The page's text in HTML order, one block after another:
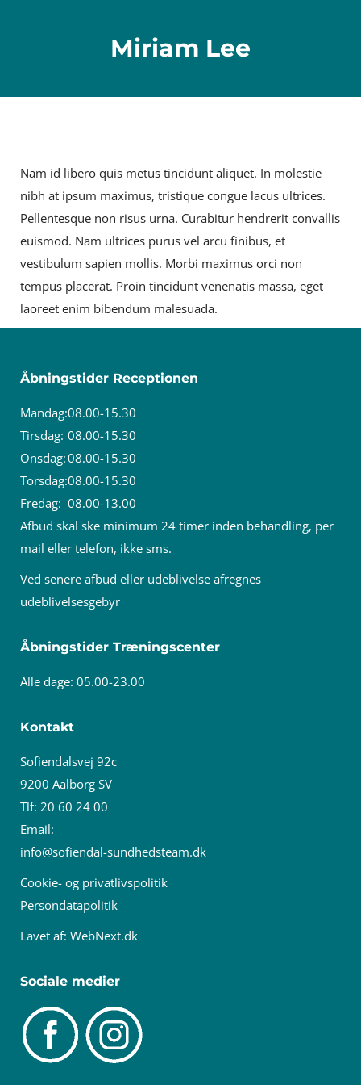
Miriam Lee
Nam id libero quis metus tincidunt aliquet. In molestie
nibh at ipsum maximus, tristique congue lacus ultrices.
Pellentesque non risus urna. Curabitur hendrerit convallis
euismod. Nam ultrices purus vel arcu finibus, et
vestibulum sapien mollis. Morbi maximus orci non
tempus placerat. Proin tincidunt venenatis massa, eget
laoreet enim bibendum malesuada.
Åbningstider Receptionen
Mandag:08.00-15.30
Tirsdag: 08.00-15.30
Onsdag:08.00-15.30
Torsdag:08.00-15.30
Fredag: 08.00-13.00
Afbud skal ske minimum 24 timer inden behandling, per
mail eller telefon, ikke sms.
Ved senere afbud eller udeblivelse afregnes
udeblivelsesgebyr
Åbningstider Træningscenter
Alle dage: 05.00-23.00
Kontakt
Sofiendalsvej 92c
9200 Aalborg SV
Tlf: 20 60 24 00
Email:
info@sofiendal-sundhedsteam.dk
Cookie- og privatlivspolitik
Persondatapolitik
Lavet af: WebNext.dk
Sociale medier